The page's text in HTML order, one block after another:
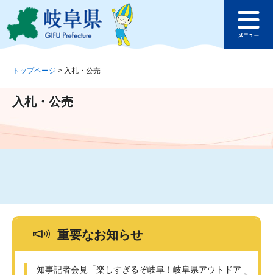
ジ
ュ
文
このページの本文へ
ュ
トップページ > 入札・公売
入札・公売
重要なお知らせ
知事記者会見「楽しすぎるぞ岐阜！岐阜県アウトドア